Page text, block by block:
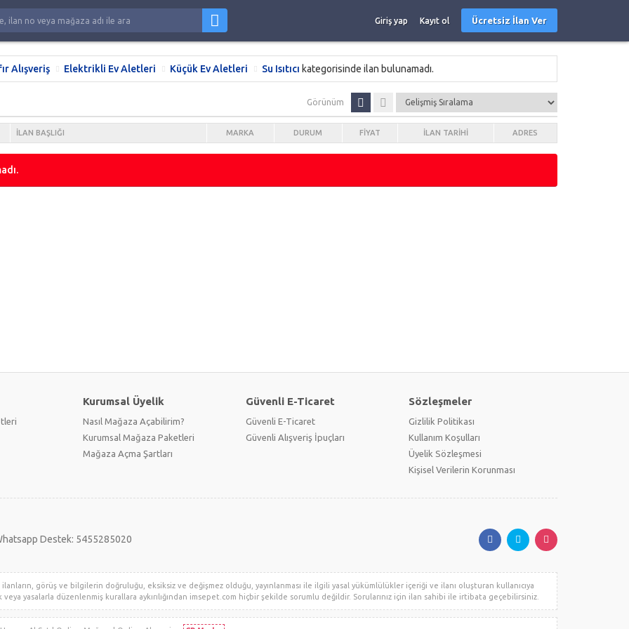
Giriş yap Kayıt ol Ücretsiz İlan Ver
Alışveriş Elektrikli Ev Aletleri Küçük Ev Aletleri Su Isıtıcı kategorisinde ilan bulunamadı.
Görünüm
İLAN BAŞLIĞI MARKA DURUM FIYAT İLAN TARIHI ADRES
Kurumsal Üyelik
Nasıl Mağaza Açabilirim?
Kurumsal Mağaza Paketleri
Mağaza Açma Şartları
Güvenli E-Ticaret
Güvenli E-Ticaret
Güvenli Alışveriş İpuçları
Sözleşmeler
Gizlilik Politikası
Kullanım Koşulları
Üyelik Sözleşmesi
Kişisel Verilerin Korunması
Destek: 5455285020
görüş ve bilgilerin doğruluğu, eksiksiz ve değişmez olduğu, yayınlanması ile ilgili yasal yükümlülükler içeriği ve ilanı oluşturan kullanıcıya
yasalarla düzenlenmiş kurallara aykırılığından imsepet.com hiçbir şekilde sorumlu değildir. Sorularınız için ilan sahibi ile irtibata geçebilirsiniz.